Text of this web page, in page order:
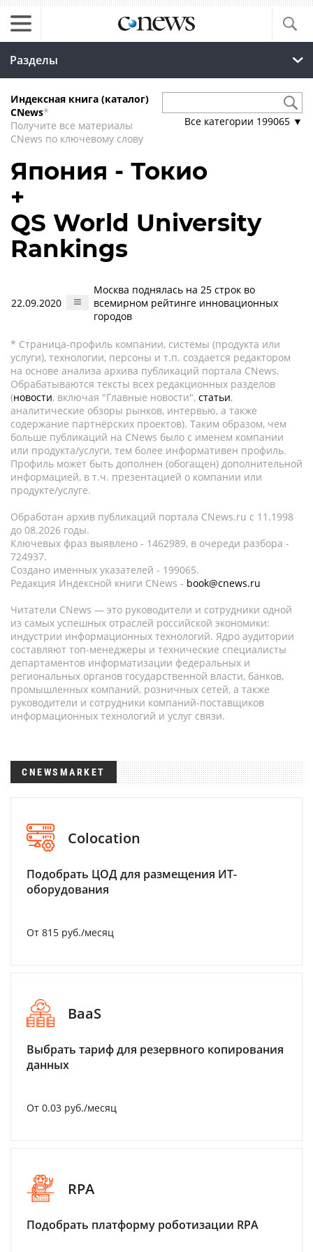
Разделы
Индексная книга (каталог)
CNews*
Получите все материалы
CNews по ключевому слову
Все категории 199065 ▼
Япония - Токио
+
QS World University
Rankings
22.09.2020
Москва поднялась на 25 строк во
всемирном рейтинге инновационных
городов
* Страница-профиль компании, системы (продукта или
услуги), технологии, персоны и т.п. создается редактором
на основе анализа архива публикаций портала CNews.
Обрабатываются тексты всех редакционных разделов
(новости, включая "Главные новости", статьи,
аналитические обзоры рынков, интервью, а также
содержание партнёрских проектов). Таким образом, чем
больше публикаций на CNews было с именем компании
или продукта/услуги, тем более информативен профиль.
Профиль может быть дополнен (обогащен) дополнительной
информацией, в т.ч. презентацией о компании или
продукте/услуге.
Обработан архив публикаций портала CNews.ru c 11.1998
до 08.2026 годы.
Ключевых фраз выявлено - 1462989, в очереди разбора -
724937.
Создано именных указателей - 199065.
Редакция Индексной книги CNews - book@cnews.ru
Читатели CNews — это руководители и сотрудники одной
из самых успешных отраслей российской экономики:
индустрии информационных технологий. Ядро аудитории
составляют топ-менеджеры и технические специалисты
департаментов информатизации федеральных и
региональных органов государственной власти, банков,
промышленных компаний, розничных сетей, а также
руководители и сотрудники компаний-поставщиков
информационных технологий и услуг связи.
CNEWSMARKET
Colocation
Подобрать ЦОД для размещения ИТ-
оборудования
От 815 руб./месяц
BaaS
Выбрать тариф для резервного копирования
данных
От 0.03 руб./месяц
RPA
Подобрать платформу роботизации RPA